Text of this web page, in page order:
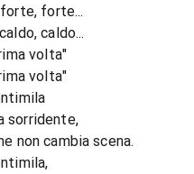
forte...
caldo...
volta"
volta"
sorridente,
non cambia scena.